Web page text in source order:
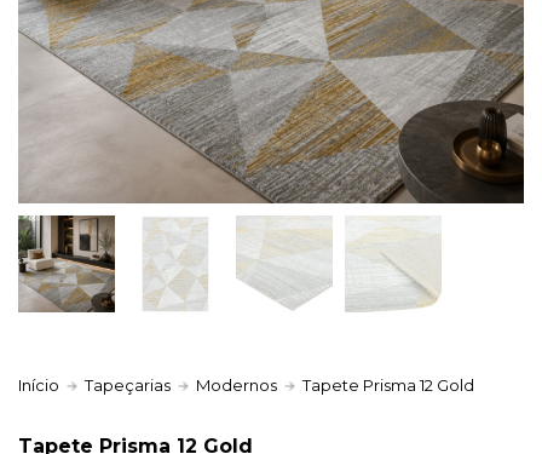
Termos e condições
Política de Privacidade
Início Tapeçarias Modernos Tapete Prisma 12 Gold
Tapete Prisma 12 Gold